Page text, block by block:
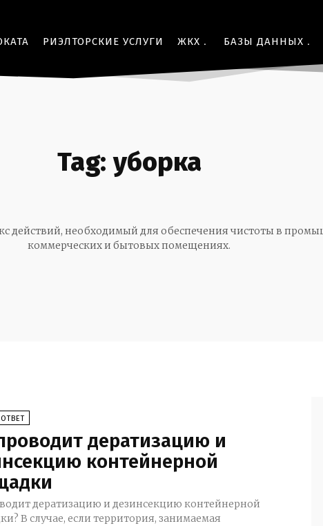
РИЭЛТОРСКИЕ УСЛУГИ ЖКХ БАЗЫ ДАННЫХ
Tag: уборка
действий, необходимый для обеспечения чистоты в
коммерческих и бытовых помещениях.
дератизацию и
контейнерной
дератизацию и дезинсекцию контейнерной
занимаемая